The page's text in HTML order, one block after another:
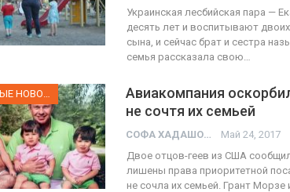
Украинская лесбийская пара —
десять лет и воспитывают
сына, и сейчас брат и сестра
семья рассказала свою…
Авиакомпания
не сочтя их семьей
СОФА ХАДАШОТ Май 24, 2017
Двое отцов-геев из США
лишены права приоритетной
не сочла их семьей. Грант Морзе
ФОТО
Военнослужащие-трансгендеры
ГЕЙ-АЛЬЯНС УКРАИНА Июл 27, 2017 0